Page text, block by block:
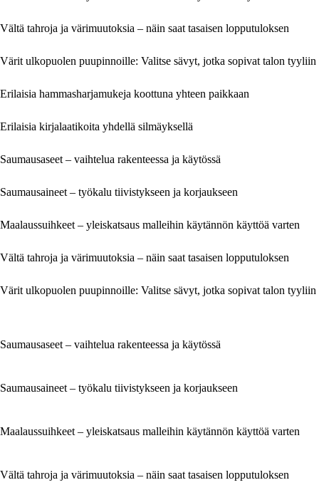
Vältä tahroja ja värimuutoksia – näin saat tasaisen lopputuloksen
Värit ulkopuolen puupinnoille: Valitse sävyt, jotka sopivat talon tyyliin
Erilaisia hammasharjamukeja koottuna yhteen paikkaan
Erilaisia kirjalaatikoita yhdellä silmäyksellä
Saumausaseet – vaihtelua rakenteessa ja käytössä
Saumausaineet – työkalu tiivistykseen ja korjaukseen
Maalaussuihkeet – yleiskatsaus malleihin käytännön käyttöä varten
Vältä tahroja ja värimuutoksia – näin saat tasaisen lopputuloksen
Värit ulkopuolen puupinnoille: Valitse sävyt, jotka sopivat talon tyyliin
Saumausaseet – vaihtelua rakenteessa ja käytössä
Saumausaineet – työkalu tiivistykseen ja korjaukseen
Maalaussuihkeet – yleiskatsaus malleihin käytännön käyttöä varten
Vältä tahroja ja värimuutoksia – näin saat tasaisen lopputuloksen